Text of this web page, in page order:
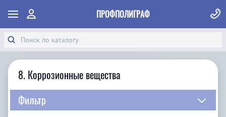
ПРОФПОЛИГРАФ
8. Коррозионные вещества
Фильтр